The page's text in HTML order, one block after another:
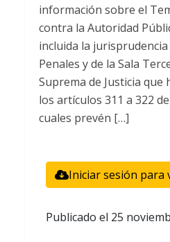
información sobre el
contra la Autoridad
incluida la
Penales y de la Sala
Suprema de Justicia que
los artículos 311 a 322
cuales prevén […]
Iniciar sesión para
Publicado el 25